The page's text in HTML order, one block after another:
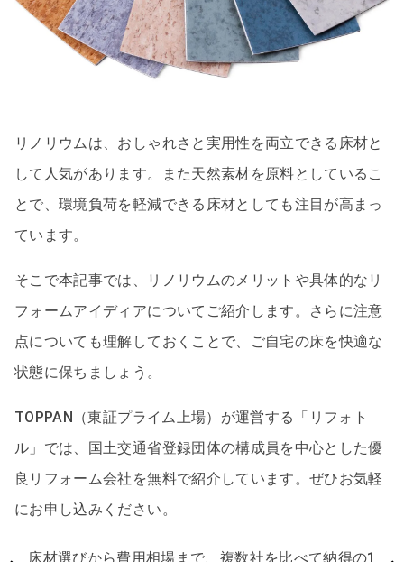
リノリウムは、おしゃれさと実用性を両立できる床材と
して人気があります。また天然素材を原料としているこ
とで、環境負荷を軽減できる床材としても注目が高まっ
ています。
そこで本記事では、リノリウムのメリットや具体的なリ
フォームアイディアについてご紹介します。さらに注意
点についても理解しておくことで、ご自宅の床を快適な
状態に保ちましょう。
TOPPAN（東証プライム上場）が運営する「リフォト
ル」では、国土交通省登録団体の構成員を中心とした優
良リフォーム会社を無料で紹介しています。ぜひお気軽
にお申し込みください。
床材選びから費用相場まで、複数社を比べて納得の1